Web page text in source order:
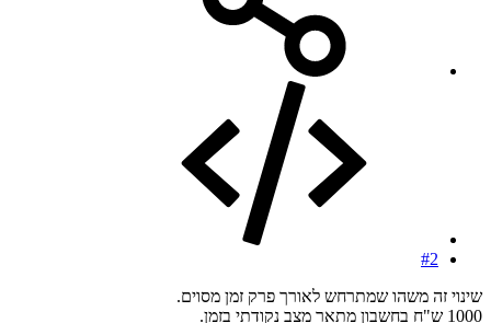
#2
שינוי זה משהו שמתרחש לאורך פרק זמן מסוים.
1000 ש"ח בחשבון מתאר מצב נקודתי בזמן.